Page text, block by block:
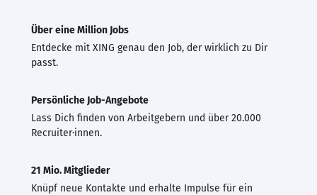
Über eine Million Jobs
Entdecke mit XING genau den Job, der wirklich zu Dir
passt.
Persönliche Job-Angebote
Lass Dich finden von Arbeitgebern und über 20.000
Recruiter·innen.
21 Mio. Mitglieder
Knüpf neue Kontakte und erhalte Impulse für ein